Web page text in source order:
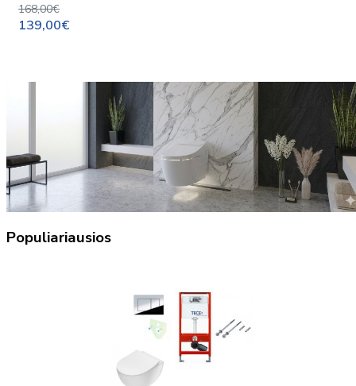
168,00€
139,00€
Populiariausios